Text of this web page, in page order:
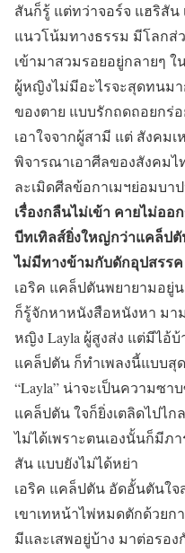
สันก็รู้ แต่ทว่าจอร์จ แฮริสั
แนวโน้มทางธรรม มีโลกส่
เข้ามาสวมรอยอยู่กลายๆ
ผู้หญิงไม่มีอะไรจะสุดทนม
ของตาย แบบรักถดถอยกร่
เอาใจจากผู้สามี แต่ สังคม
พิจารณาเอาศีลของสังคม
ละเมิดศีลข้อกาเมฯย่อมบา
เรื่องกลืนไม่เข้า คายไม่อ
บีทเทิลส์ยิ่งใหญ่กว่าแคล็ป
ไม่มีทางข้ามกับดักอุปสรร
เอริค แคล็ปตันพยายามอยู่
ก็รู้จักหาหนังสือหนังหา มา
หญิง Layla ผู้สูงส่ง แต่มีไอ้
แคล็ปตัน ก็ทำเพลงนี้แบบ
“Layla” น่าจะเป็นความซ
แคล็ปตัน ใจก็ยิ่งเตลิดไปไ
ไม่ได้เพราะตนเองนั้นก็มีภ
สัน แบบยังไม่ได้หย่า
เอริค แคล็ปตัน อัดอั้นตันใ
เขาเทหน้าไพ่หมดตักด้วยก
มีและเสพอยู่บ้าง มาต่อรอ